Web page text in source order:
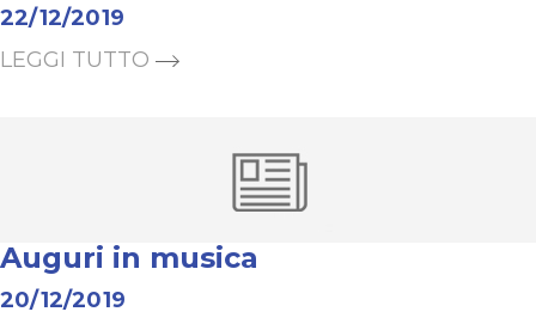
22/12/2019
LEGGI TUTTO
Auguri in musica
20/12/2019